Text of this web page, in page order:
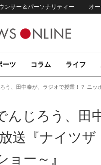
ンサー＆パーソナリティー オ
ーツ コラム ライフ
う、田中泰が、ラジオで授業！？ ニッ
んじろう、田
送『ナイツ
ー～』